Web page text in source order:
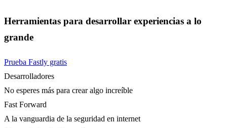
Herramientas para desarrollar experiencias a lo
grande
Prueba Fastly gratis
Desarrolladores
No esperes más para crear algo increíble
Fast Forward
A la vanguardia de la seguridad en internet